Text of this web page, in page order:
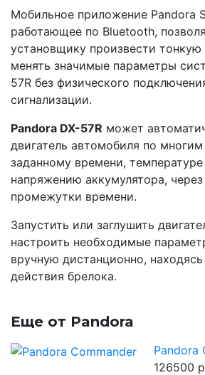
Мобильное приложение Pandora
работающее по Bluetooth,
установщику произвести тонкую
менять значимые параметры
57R без физического
сигнализации.
Pandora DX-57R может
двигатель автомобиля по
заданному времени, температуре
напряжению аккумулятора,
промежутки времени.
Запустить или заглушить
настроить необходимые
вручную дистанционно,
действия брелока.
Еще от Pandora
Pandora
126500